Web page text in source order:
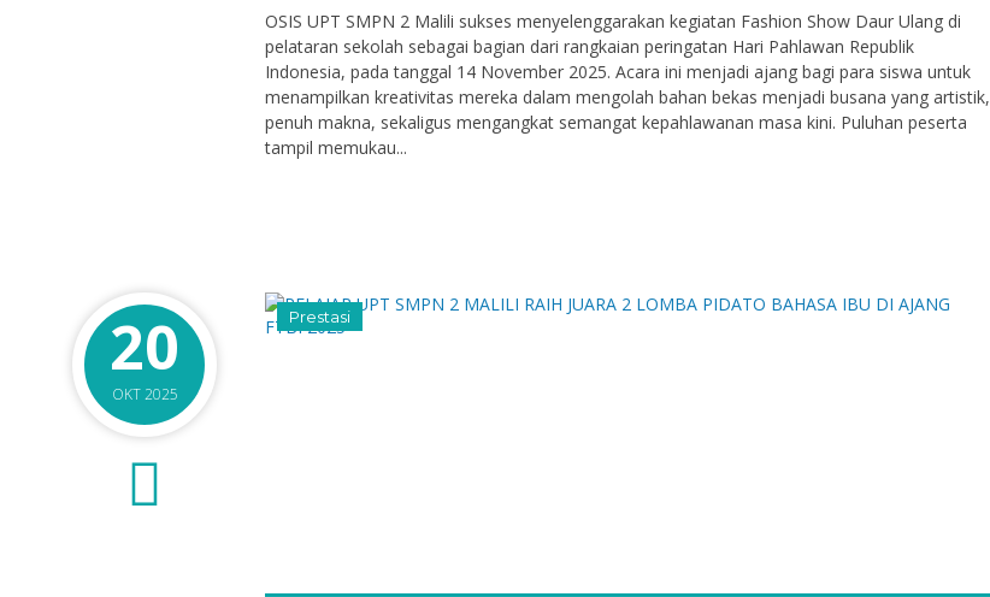
OSIS UPT SMPN 2 Malili sukses menyelenggarakan kegiatan Fashion Show Daur Ulang di
pelataran sekolah sebagai bagian dari rangkaian peringatan Hari Pahlawan Republik
Indonesia, pada tanggal 14 November 2025. Acara ini menjadi ajang bagi para siswa untuk
menampilkan kreativitas mereka dalam mengolah bahan bekas menjadi busana yang artistik,
penuh makna, sekaligus mengangkat semangat kepahlawanan masa kini. Puluhan peserta
tampil memukau...
20
OKT 2025
Prestasi